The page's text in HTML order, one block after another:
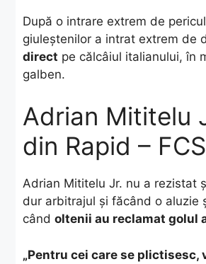
După o intrare extrem de
giuleștenilor a intrat extrem de
direct pe călcâiul italianului, în
galben.
Adrian Mititelu
din Rapid –
Adrian Mititelu Jr. nu a rezistat
dur arbitrajul și făcând o aluzie
când oltenii au reclamat golul
„Pentru cei care se plictisesc,